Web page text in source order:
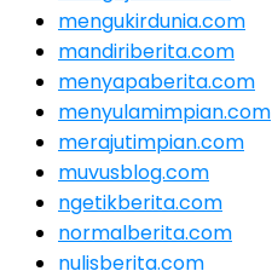
mengukirdunia.com
mandiriberita.com
menyapaberita.com
menyulamimpian.com
merajutimpian.com
muvusblog.com
ngetikberita.com
normalberita.com
nulisberita.com